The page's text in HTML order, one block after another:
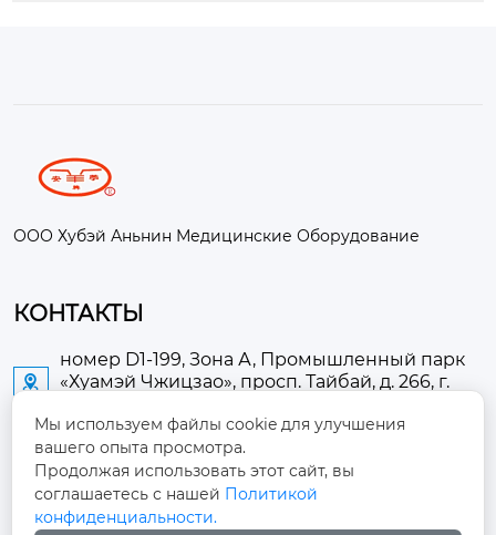
ООО Хубэй Аньнин Медицинские Оборудование
КОНТАКТЫ

номер D1-199, Зона А, Промышленный парк
«Хуамэй Чжицзао», просп. Тайбай, д. 266, г.
 2673889948@qq.com
+86-13705274289
Мы используем файлы cookie для улучшения
вашего опыта просмотра.
Продолжая использовать этот сайт, вы
соглашаетесь с нашей Политикой
конфиденциальности.